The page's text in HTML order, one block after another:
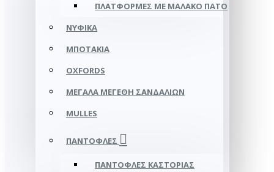
ΠΛΑΤΦΟΡΜΕΣ ΜΕ ΜΑΛΑΚΟ ΠΑΤΟ
ΝΥΦΙΚΆ
ΜΠΟΤΆΚΙΑ
OXFORDS
ΜΕΓΆΛΑ ΜΕΓΈΘΗ ΣΑΝΔΑΛΙΏΝ
MULLES
ΠΑΝΤΌΦΛΕΣ
ΠΑΝΤΌΦΛΕΣ ΚΑΣΤΟΡΙΆΣ